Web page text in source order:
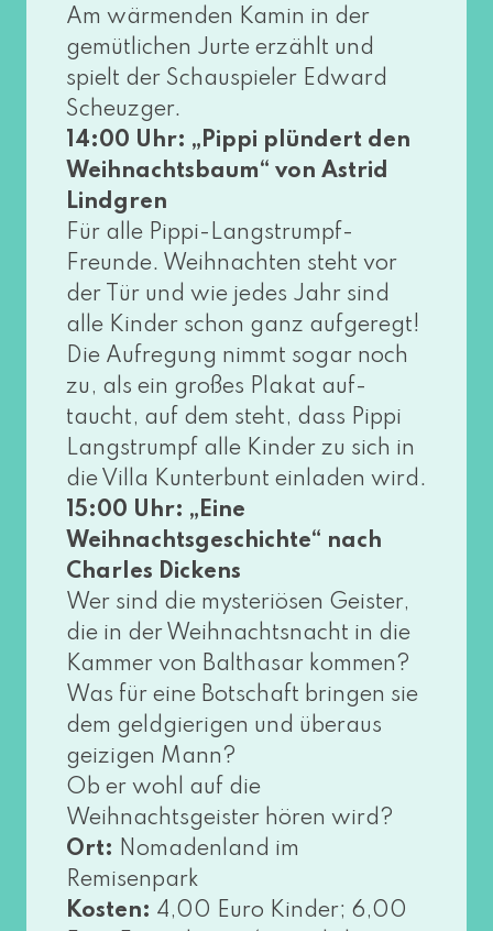
Am wär­men­den Kamin in der
gemüt­li­chen Jurte erzählt und
spielt der Schauspieler Edward
Scheuzger.
14:00 Uhr: „Pippi plün­dert den
Weihnachtsbaum“ von Astrid
Lindgren
Für alle Pippi-Langstrumpf-
Freunde. Weihnachten steht vor
der Tür und wie jedes Jahr sind
alle Kinder schon ganz auf­ge­regt!
Die Aufregung nimmt sogar noch
zu, als ein gro­ßes Plakat auf­
taucht, auf dem steht, dass Pippi
Langstrumpf alle Kinder zu sich in
die Villa Kunterbunt ein­la­den wird.
15:00 Uhr: „Eine
Weihnachtsgeschichte“ nach
Charles Dickens
Wer sind die mys­te­riö­sen Geister,
die in der Weihnachtsnacht in die
Kammer von Balthasar kom­men?
Was für eine Botschaft brin­gen sie
dem geld­gie­ri­gen und über­aus
gei­zi­gen Mann?
Ob er wohl auf die
Weihnachtsgeister hören wird?
Ort: Nomadenland im
Remisenpark
Kosten: 4,00 Euro Kinder; 6,00